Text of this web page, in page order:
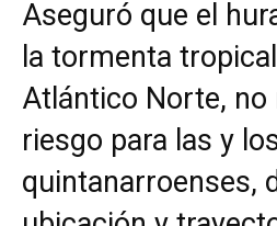
Aseguró que el
la tormenta tropical
Atlántico Norte, no
riesgo para las y
quintanarroenses,